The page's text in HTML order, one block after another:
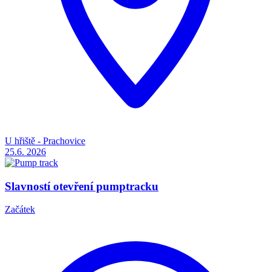
U hřiště - Prachovice
25.6. 2026
Slavností otevření pumptracku
Začátek